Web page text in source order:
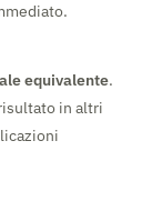
equivalente.
in altri